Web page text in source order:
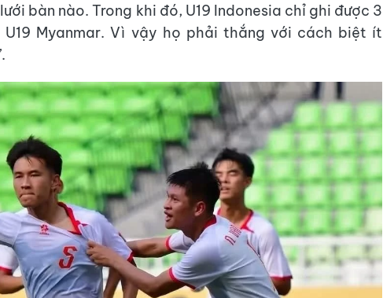
bàn nào. Trong khi đó, U19 Indonesia chỉ ghi được 3
Myanmar. Vì vậy họ phải thắng với cách biệt ít